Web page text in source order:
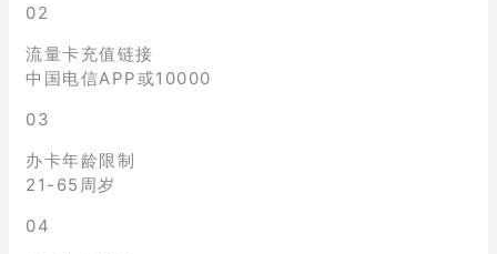
02
流量卡充值链接
中国电信APP或10000
03
办卡年龄限制
21-65周岁
04